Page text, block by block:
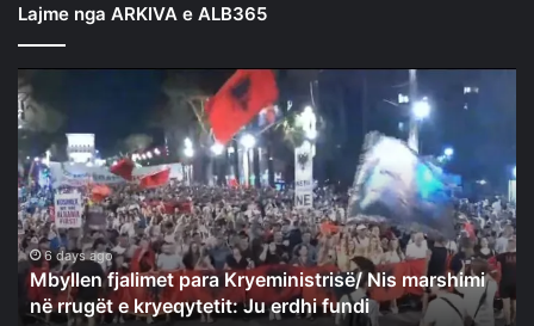
Lajme nga ARKIVA e ALB365
Mbyllen
fjalimet
para
Kryeministrisë/
Nis
marshimi
në
rrugët
kryeqytetit:
6 days ago
Mbyllen fjalimet para Kryeministrisë/ Nis marshimi
në rrugët e kryeqytetit: Ju erdhi fundi